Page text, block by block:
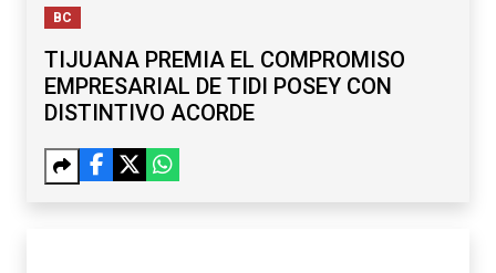
BC
TIJUANA PREMIA EL COMPROMISO
EMPRESARIAL DE TIDI POSEY CON
DISTINTIVO ACORDE